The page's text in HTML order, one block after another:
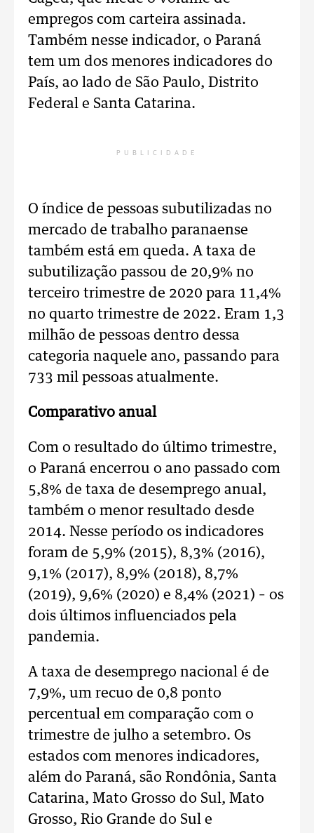
empregos com carteira assinada.
Também nesse indicador, o Paraná
tem um dos menores indicadores do
País, ao lado de São Paulo, Distrito
Federal e Santa Catarina.
PUBLICIDADE
O índice de pessoas subutilizadas no
mercado de trabalho paranaense
também está em queda. A taxa de
subutilização passou de 20,9% no
terceiro trimestre de 2020 para 11,4%
no quarto trimestre de 2022. Eram 1,3
milhão de pessoas dentro dessa
categoria naquele ano, passando para
733 mil pessoas atualmente.
Comparativo anual
Com o resultado do último trimestre,
o Paraná encerrou o ano passado com
5,8% de taxa de desemprego anual,
também o menor resultado desde
2014. Nesse período os indicadores
foram de 5,9% (2015), 8,3% (2016),
9,1% (2017), 8,9% (2018), 8,7%
(2019), 9,6% (2020) e 8,4% (2021) – os
dois últimos influenciados pela
pandemia.
A taxa de desemprego nacional é de
7,9%, um recuo de 0,8 ponto
percentual em comparação com o
trimestre de julho a setembro. Os
estados com menores indicadores,
além do Paraná, são Rondônia, Santa
Catarina, Mato Grosso do Sul, Mato
Grosso, Rio Grande do Sul e